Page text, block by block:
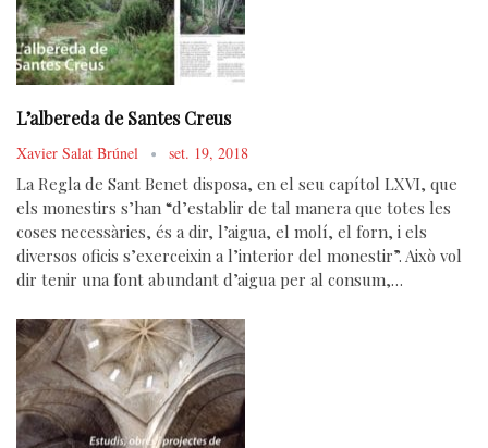
L’albereda de Santes Creus
Xavier Salat Brúnel set. 19, 2018
La Regla de Sant Benet disposa, en el seu capítol LXVI, que
els monestirs s’han “d’establir de tal manera que totes les
coses necessàries, és a dir, l’aigua, el molí, el forn, i els
diversos oficis s’exerceixin a l’interior del monestir”. Això vol
dir tenir una font abundant d’aigua per al consum,…